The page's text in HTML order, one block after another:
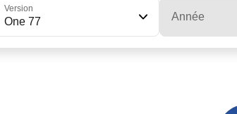
Version
One 77 Année